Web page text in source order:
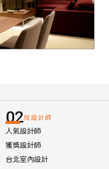
02找設計師
人氣設計師
獲獎設計師
台北室內設計